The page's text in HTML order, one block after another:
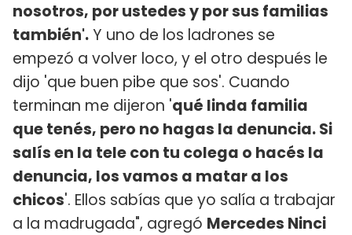
nosotros, por ustedes y por sus familias
también'.Y uno de los ladrones se
empezó a volver loco, y el otro después le
dijo 'que buen pibe que sos'. Cuando
terminan me dijeron 'qué linda familia
que tenés, pero no hagas la denuncia. Si
salís en la tele con tu colega o hacés la
denuncia, los vamos a matar a los
chicos'. Ellos sabías que yo salía a trabajar
a la madrugada", agregó Mercedes Ninci